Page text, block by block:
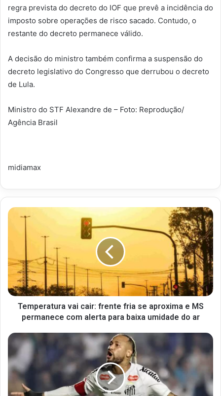
regra prevista do decreto do IOF que prevê a incidência do
imposto sobre operações de risco sacado. Contudo, o
restante do decreto permanece válido.
A decisão do ministro também confirma a suspensão do
decreto legislativo do Congresso que derrubou o decreto
de Lula.
Ministro do STF Alexandre de – Foto: Reprodução/
Agência Brasil
midiamax
Temperatura vai cair: frente fria se aproxima e MS
permanece com alerta para baixa umidade do ar